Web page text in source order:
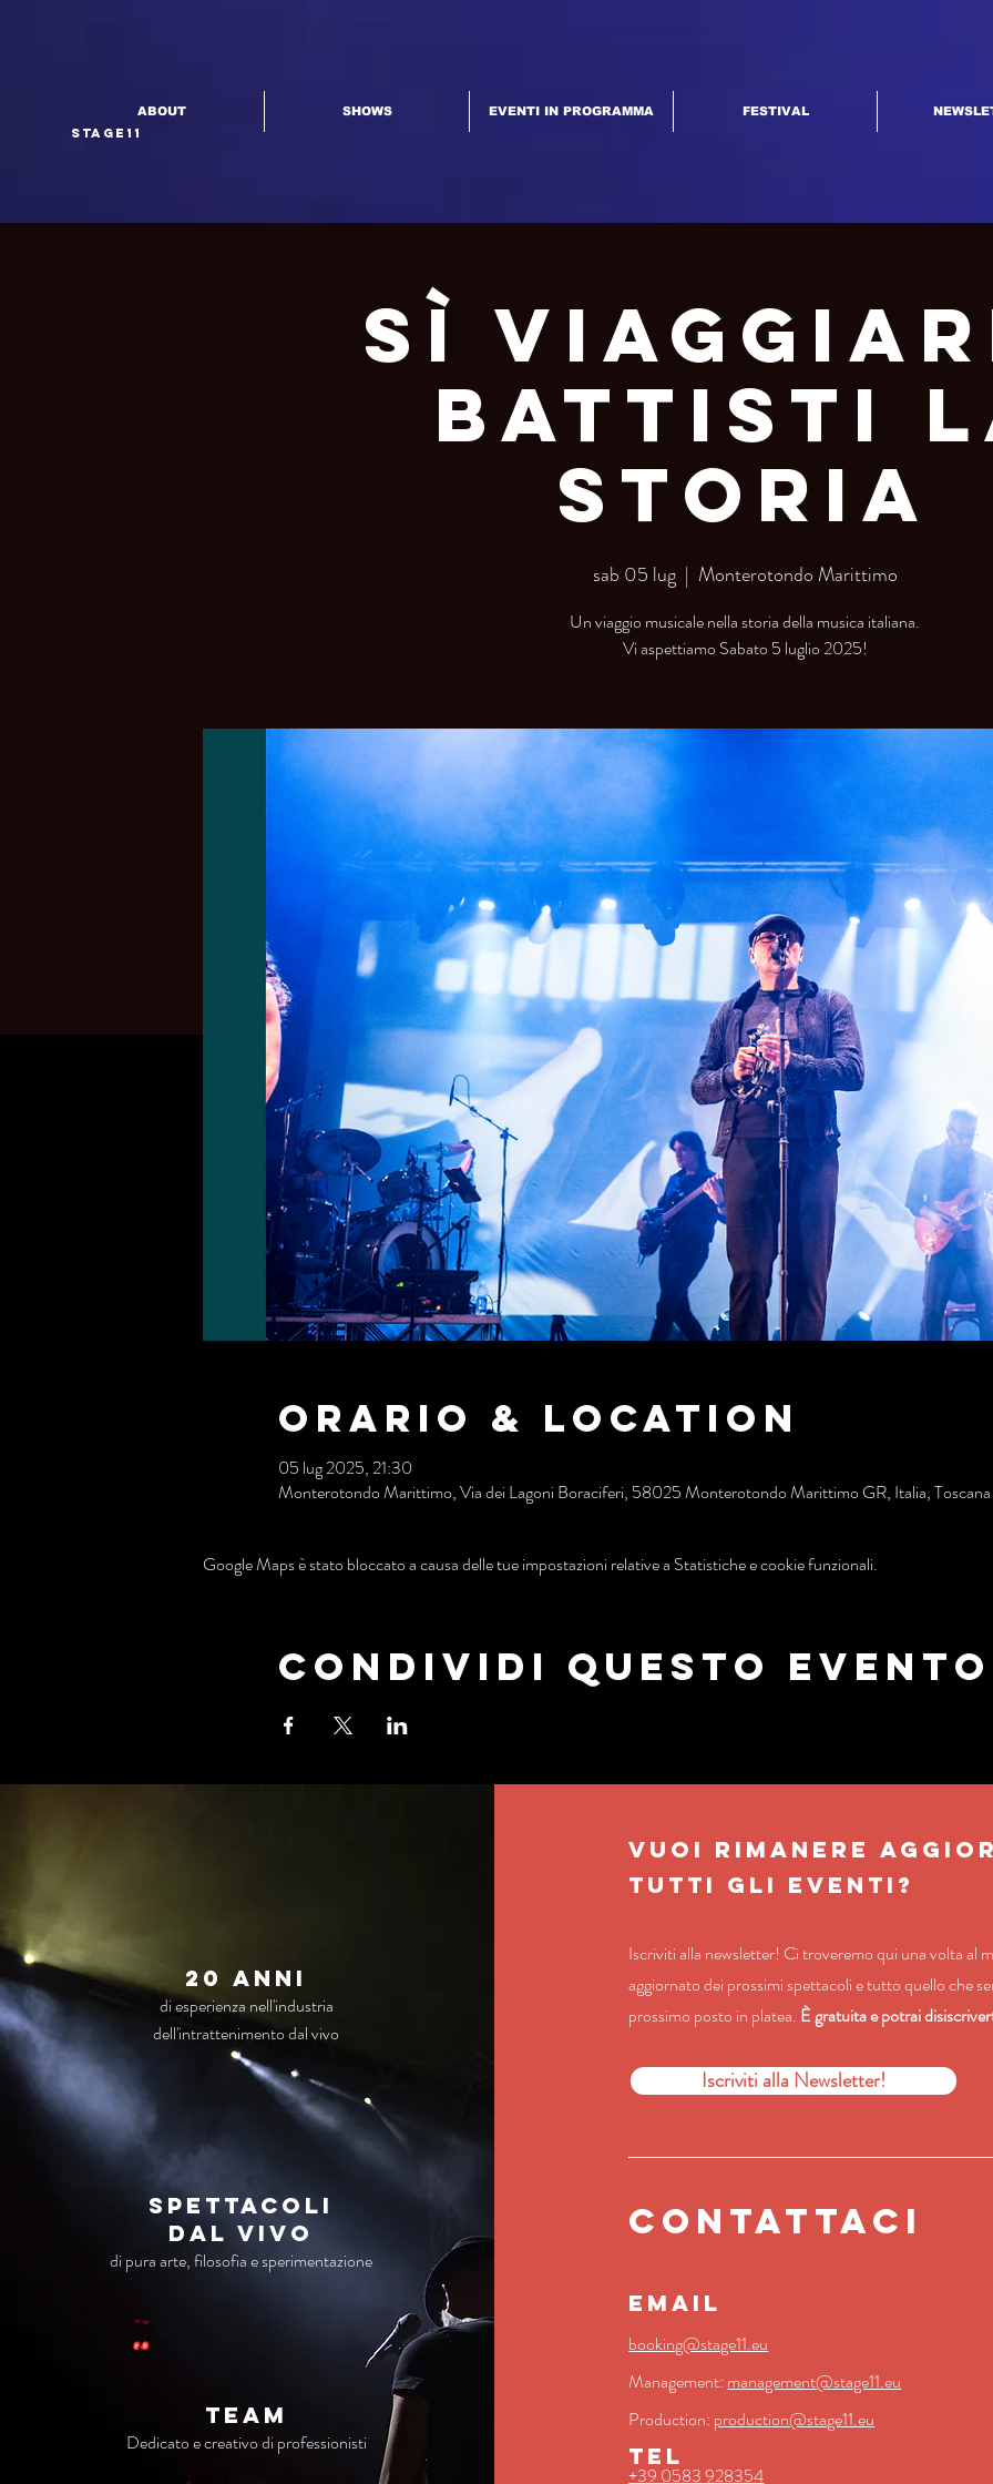
Stage11
ABOUT SHOWS EVENTI IN PROGRAMMA FESTIVAL
Sì
Battisti
Storia
sab 05 lug
  |
Monterotondo Marittimo
Un viaggio musicale nella storia della musica italiana.
Vi aspettiamo Sabato 5 luglio 2025!
Orario & Location
05 lug 2025, 21:30
Monterotondo Marittimo, Via dei Lagoni Boraciferi, 58025 Monterotondo Marittimo GR, Italia, Toscana
Google Maps è stato bloccato a causa delle tue impostazioni relative a Statistiche e cookie funzionali.
Condividi questo evento
20 anni
di esperienza nell'industria
dell'intrattenimento dal vivo
Spettacoli
dal vivo
di pura arte, filosofia e sperimentazione
TEAM
Dedicato e creativo di professionisti
VUOI RIMANERE
TUTTI GLI EVENTI?
Iscriviti alla newsletter! Ci troveremo qui una volta al
aggiornato dei prossimi spettacoli e tutto quello che
prossimo posto in platea. È gratuita e potrai
Iscriviti alla Newsletter!
contattaci
EMAIL
booking@stage11.eu
Management: management@stage11.eu
Production: production@stage11.eu
TEL
+39 0583 928354